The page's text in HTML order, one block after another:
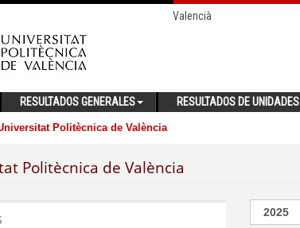
Valencià
RESULTADOS GENERALES RESULTADOS DE UNIDADES
Politècnica de València
Politècnica de València